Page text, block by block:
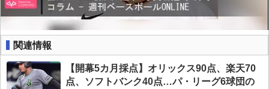
関連情報
【開幕5カ月採点】オリックス90点、楽天70
点、ソフトバンク40点…パ・リーグ6球団の